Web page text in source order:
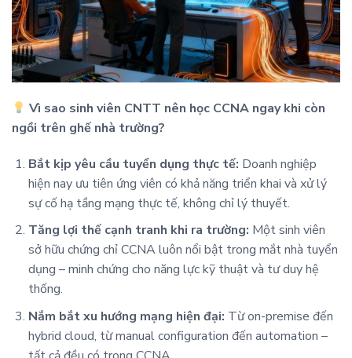
Vì sao sinh viên CNTT nên học CCNA ngay khi còn
ngồi trên ghế nhà trường?
Bắt kịp yêu cầu tuyển dụng thực tế: Doanh nghiệp
hiện nay ưu tiên ứng viên có khả năng triển khai và xử lý
sự cố hạ tầng mạng thực tế, không chỉ lý thuyết.
Tăng lợi thế cạnh tranh khi ra trường: Một sinh viên
sở hữu chứng chỉ CCNA luôn nổi bật trong mắt nhà tuyển
dụng – minh chứng cho năng lực kỹ thuật và tư duy hệ
thống.
Nắm bắt xu hướng mạng hiện đại: Từ on-premise đến
hybrid cloud, từ manual configuration đến automation –